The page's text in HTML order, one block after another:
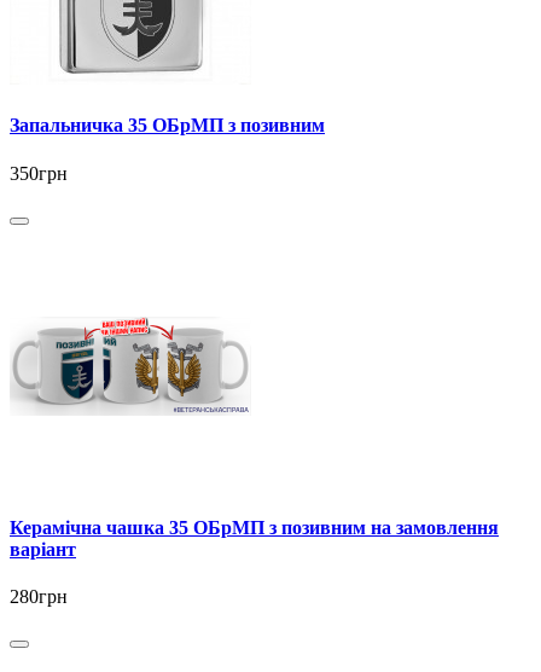
Запальничка 35 ОБрМП з позивним
350грн
Керамічна чашка 35 ОБрМП з позивним на замовлення
варіант
280грн